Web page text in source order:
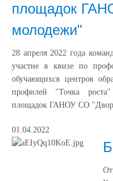
площадок
молодежи"
28 апреля 2022 года
участие в квизе по
обучающихся центров
профилей "Точка
площадок ГАНОУ СО
01.04.2022